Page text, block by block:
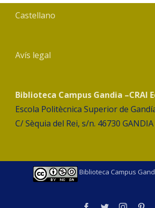
Castellano
Avís legal
Biblioteca Campus Gandia –CRAI
Escola Politècnica Superior de
C/ Sèquia del Rei, s/n. 46730
Biblioteca Campus